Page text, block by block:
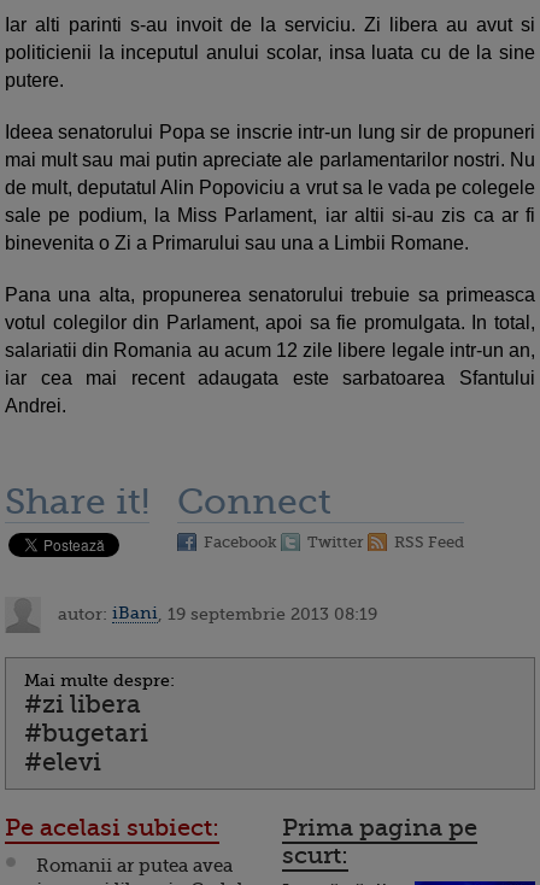
Iar alti parinti s-au invoit de la serviciu. Zi libera au avut si
politicienii la inceputul anului scolar, insa luata cu de la sine
putere.
Ideea senatorului Popa se inscrie intr-un lung sir de propuneri
mai mult sau mai putin apreciate ale parlamentarilor nostri. Nu
de mult, deputatul Alin Popoviciu a vrut sa le vada pe colegele
sale pe podium, la Miss Parlament, iar altii si-au zis ca ar fi
binevenita o Zi a Primarului sau una a Limbii Romane.
Pana una alta, propunerea senatorului trebuie sa primeasca
votul colegilor din Parlament, apoi sa fie promulgata. In total,
salariatii din Romania au acum 12 zile libere legale intr-un an,
iar cea mai recent adaugata este sarbatoarea Sfantului
Andrei.
Share it! Connect
Facebook Twitter RSS Feed
autor: iBani , 19 septembrie 2013 08:19
Mai multe despre:
#zi libera
#bugetari
#elevi
Pe acelasi subiect:
Romanii ar putea avea
Prima pagina pe
scurt: